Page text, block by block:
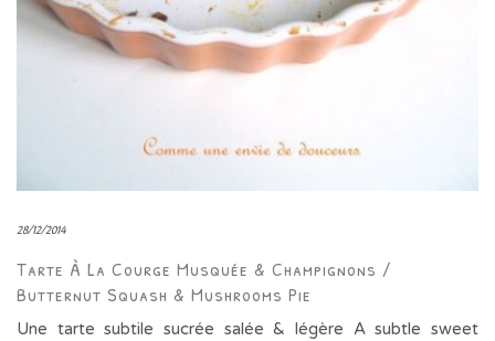
28/12/2014
Tarte À La Courge Musquée & Champignons /
Butternut Squash & Mushrooms Pie
Une tarte subtile sucrée salée & légère A subtle sweet